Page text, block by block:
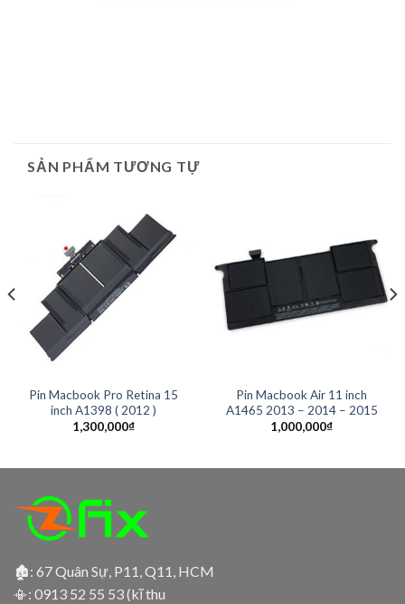
SẢN PHẨM TƯƠNG TỰ
Pin Macbook Pro Retina 15
inch A1398 ( 2012 )
1,300,000₫
Pin Macbook Air 11 inch
A1465 2013 – 2014 – 2015
1,000,000₫
🏚: 67 Quân Sự, P11, Q11, HCM
📳: 0913 52 55 53 (kĩ thu